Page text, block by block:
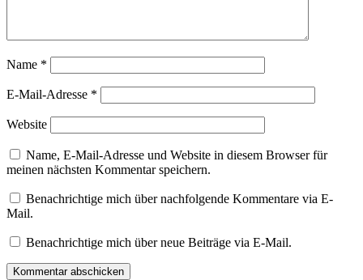
Name *
E-Mail-Adresse *
Website
Name, E-Mail-Adresse und Website in diesem Browser für
meinen nächsten Kommentar speichern.
Benachrichtige mich über nachfolgende Kommentare via E-
Mail.
Benachrichtige mich über neue Beiträge via E-Mail.